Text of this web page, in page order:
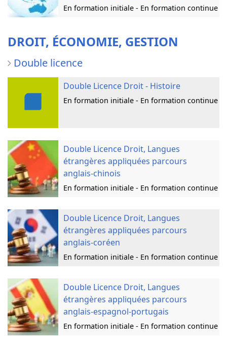
En formation initiale - En formation continue
DROIT, ÉCONOMIE, GESTION
Double licence
Double Licence Droit - Histoire
En formation initiale - En formation continue
Double Licence Droit, Langues
étrangères appliquées parcours
anglais-chinois
En formation initiale - En formation continue
Double Licence Droit, Langues
étrangères appliquées parcours
anglais-coréen
En formation initiale - En formation continue
Double Licence Droit, Langues
étrangères appliquées parcours
anglais-espagnol-portugais
En formation initiale - En formation continue